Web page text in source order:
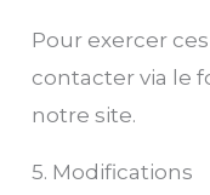
Pour exercer
contacter via le
notre site.
5. Modifications